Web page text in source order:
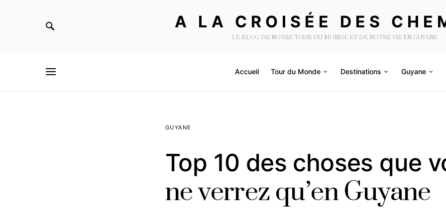
A LA CROISÉE DES
LE BLOG DE NOTRE TOUR DU MONDE ET DE NOTRE VIE EN GUYANE
Accueil Tour du Monde Destinations Guyane
GUYANE
Top 10 des choses que
ne verrez qu’en Guyane